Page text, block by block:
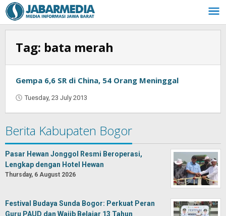
Skip
to
content
Tag: bata merah
Gempa 6,6 SR di China, 54 Orang Meninggal
Tuesday, 23 July 2013
Berita Kabupaten Bogor
Pasar Hewan Jonggol Resmi Beroperasi,
Lengkap dengan Hotel Hewan
Thursday, 6 August 2026
Festival Budaya Sunda Bogor: Perkuat Peran
Guru PAUD dan Wajib Belajar 13 Tahun